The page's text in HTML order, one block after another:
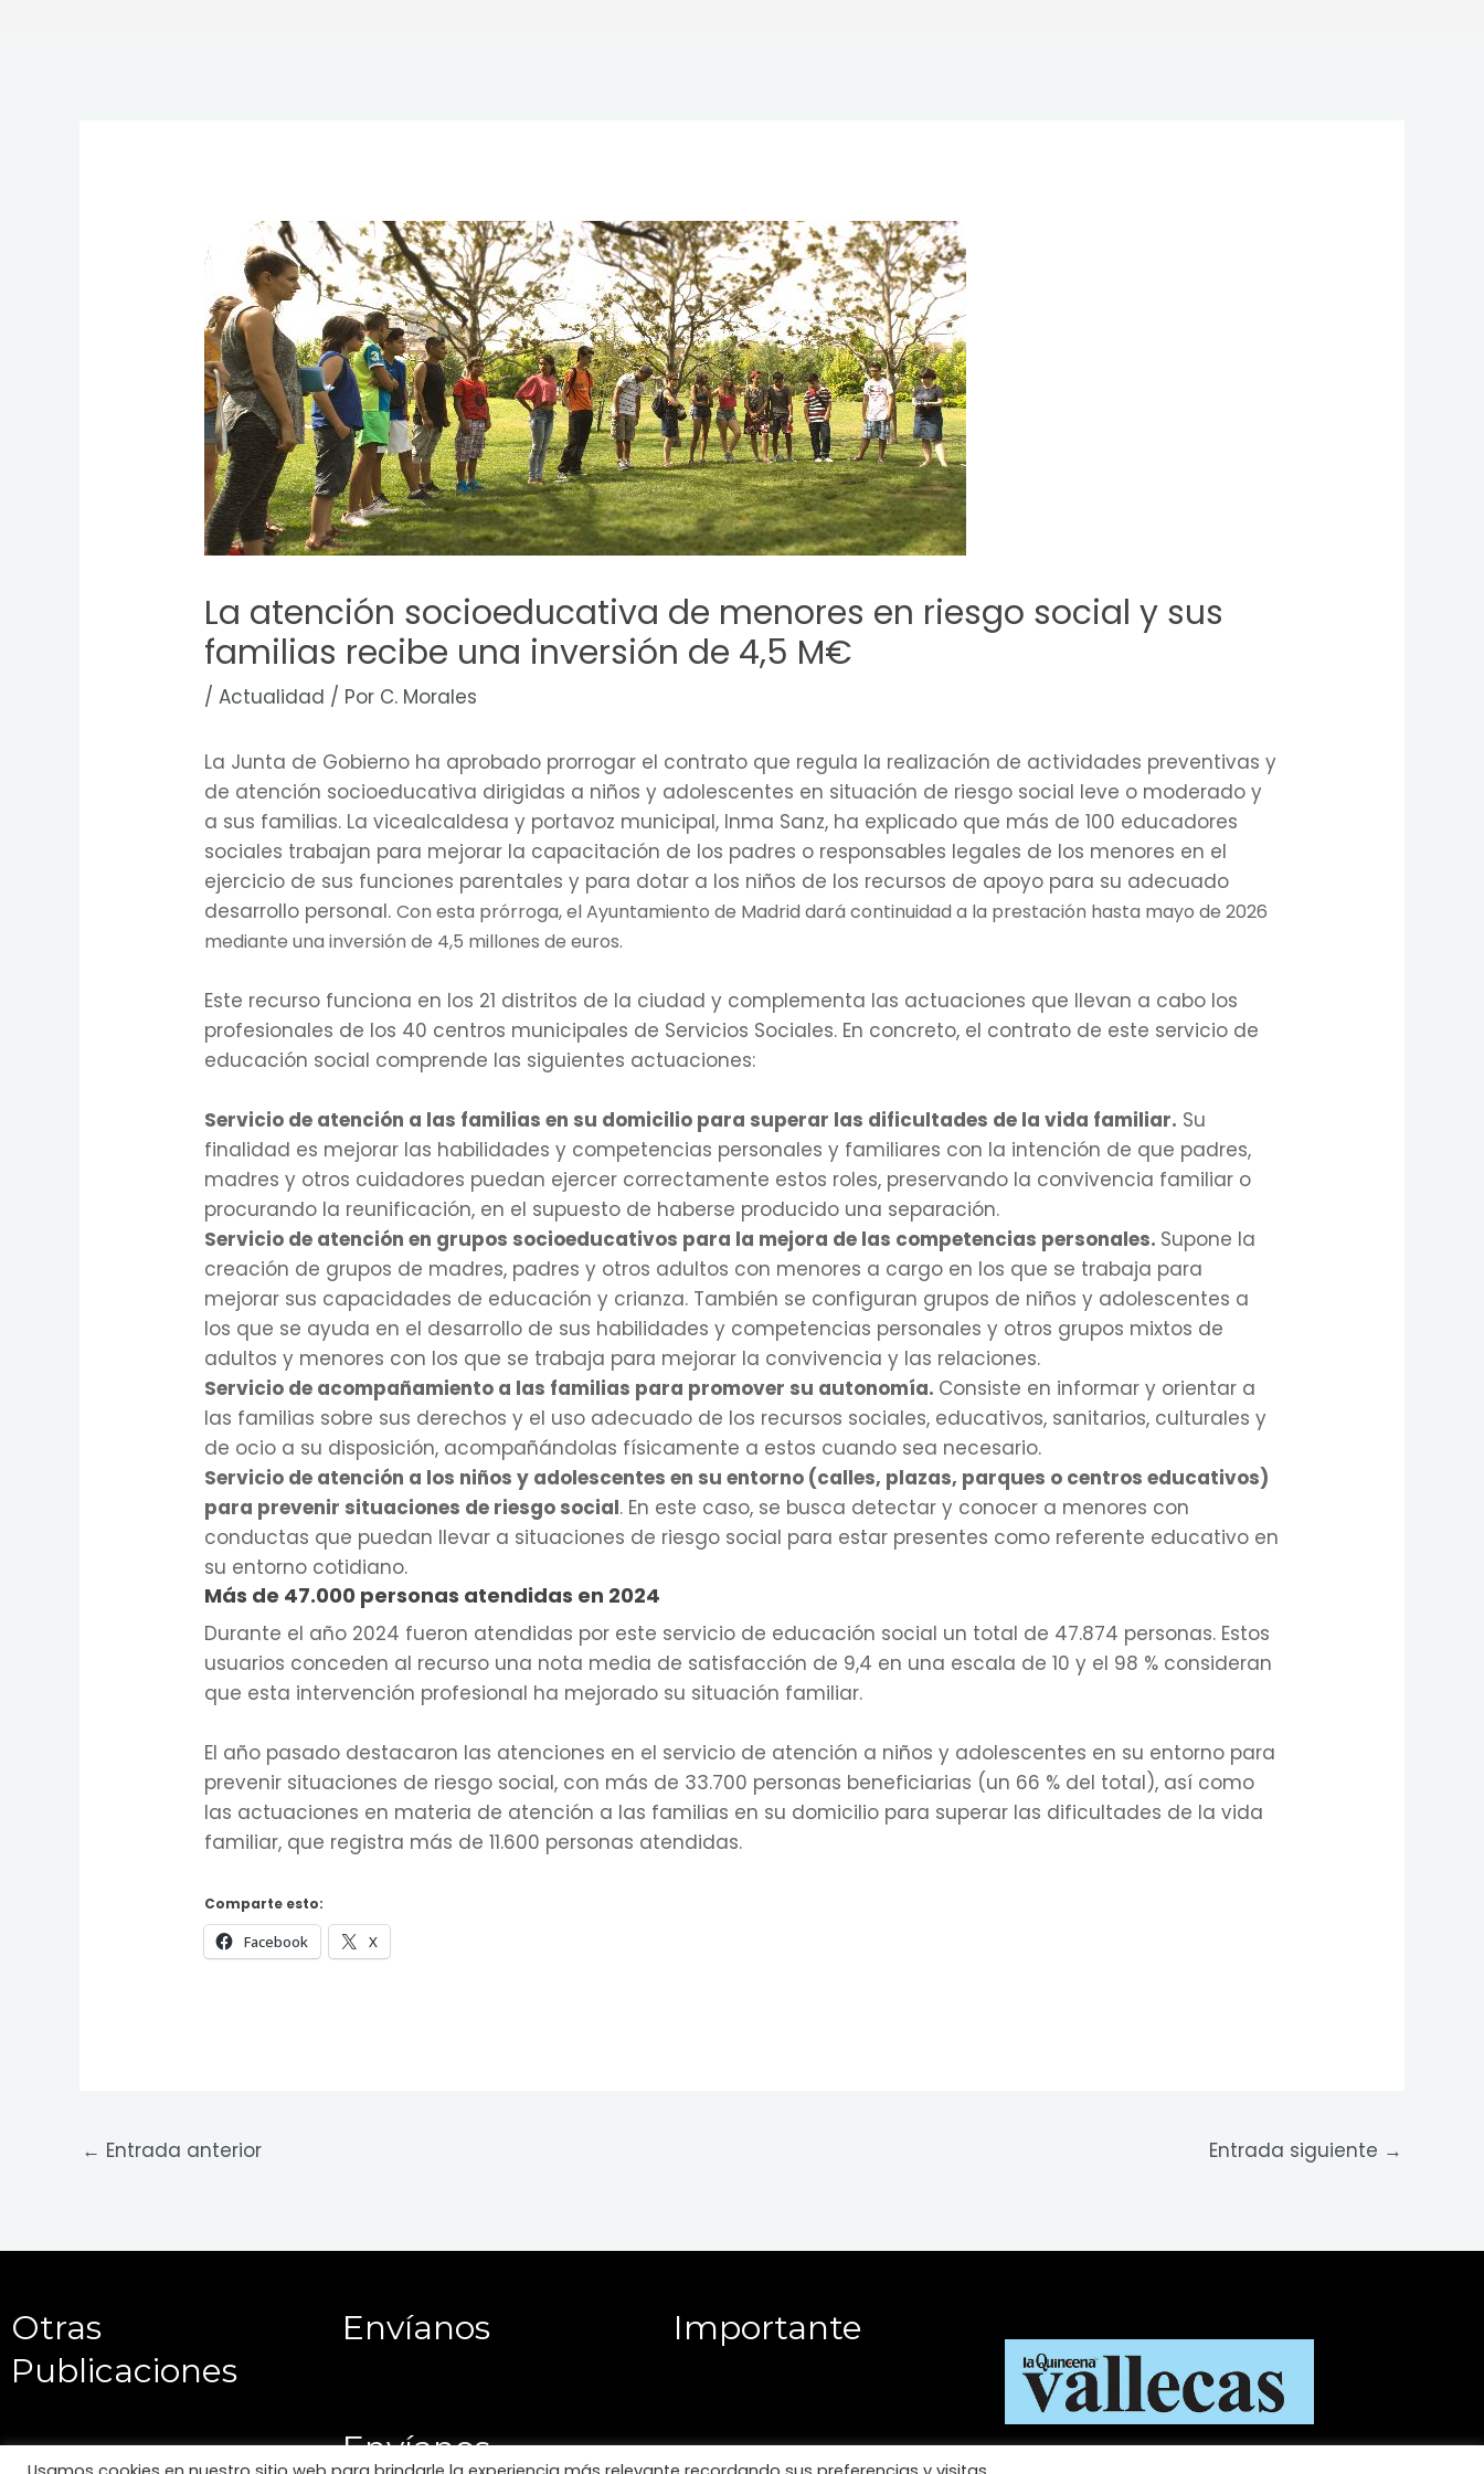
La atención socioeducativa de menores en riesgo social y sus
familias recibe una inversión de 4,5 M€
/Actualidad / Por C. Morales
La Junta de Gobierno ha aprobado prorrogar el contrato que regula la realización de actividades preventivas y
de atención socioeducativa dirigidas a niños y adolescentes en situación de riesgo social leve o moderado y
a sus familias. La vicealcaldesa y portavoz municipal, Inma Sanz, ha explicado que más de 100 educadores
sociales trabajan para mejorar la capacitación de los padres o responsables legales de los menores en el
ejercicio de sus funciones parentales y para dotar a los niños de los recursos de apoyo para su adecuado
desarrollo personal.Con esta prórroga, el Ayuntamiento de Madrid dará continuidad a la prestación hasta mayo de 2026
mediante una inversión de 4,5 millones de euros.
Este recurso funciona en los 21 distritos de la ciudad y complementa las actuaciones que llevan a cabo los
profesionales de los 40 centros municipales de Servicios Sociales. En concreto, el contrato de este servicio de
educación social comprende las siguientes actuaciones:
Servicio de atención a las familias en su domicilio para superar las dificultades de la vida familiar. Su
finalidad es mejorar las habilidades y competencias personales y familiares con la intención de que padres,
madres y otros cuidadores puedan ejercer correctamente estos roles, preservando la convivencia familiar o
procurando la reunificación, en el supuesto de haberse producido una separación.
Servicio de atención en grupos socioeducativos para la mejora de las competencias personales. Supone la
creación de grupos de madres, padres y otros adultos con menores a cargo en los que se trabaja para
mejorar sus capacidades de educación y crianza. También se configuran grupos de niños y adolescentes a
los que se ayuda en el desarrollo de sus habilidades y competencias personales y otros grupos mixtos de
adultos y menores con los que se trabaja para mejorar la convivencia y las relaciones.
Servicio de acompañamiento a las familias para promover su autonomía. Consiste en informar y orientar a
las familias sobre sus derechos y el uso adecuado de los recursos sociales, educativos, sanitarios, culturales y
de ocio a su disposición, acompañándolas físicamente a estos cuando sea necesario.
Servicio de atención a los niños y adolescentes en su entorno (calles, plazas, parques o centros educativos)
para prevenir situaciones de riesgo social. En este caso, se busca detectar y conocer a menores con
conductas que puedan llevar a situaciones de riesgo social para estar presentes como referente educativo en
su entorno cotidiano.
Más de 47.000 personas atendidas en 2024
Durante el año 2024 fueron atendidas por este servicio de educación social un total de 47.874 personas. Estos
usuarios conceden al recurso una nota media de satisfacción de 9,4 en una escala de 10 y el 98 % consideran
que esta intervención profesional ha mejorado su situación familiar.
El año pasado destacaron las atenciones en el servicio de atención a niños y adolescentes en su entorno para
prevenir situaciones de riesgo social, con más de 33.700 personas beneficiarias (un 66 % del total), así como
las actuaciones en materia de atención a las familias en su domicilio para superar las dificultades de la vida
familiar, que registra más de 11.600 personas atendidas.
Comparte esto:
Facebook X
← Entrada anterior Entrada siguiente →
Otras
Publicaciones
Envíanos
Envíanos
Importante